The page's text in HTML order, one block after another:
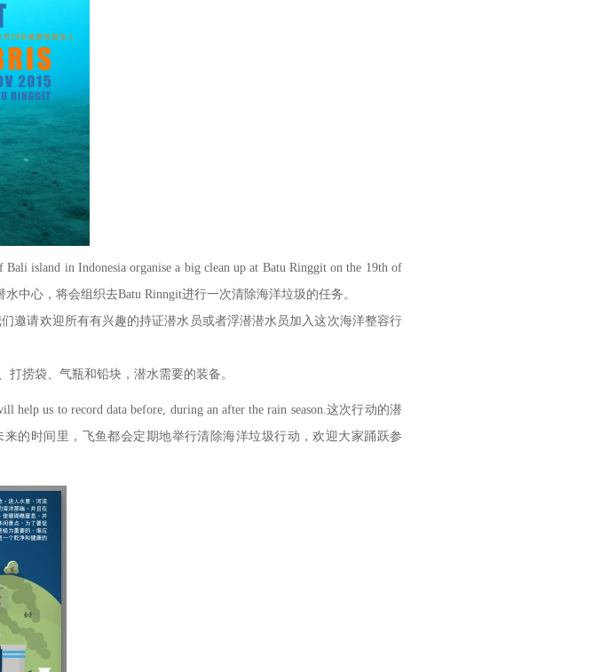
island in Indonesia organise a big clean up at Batu Ringgit on the 19th of
中心，将会组织去Batu Rinngit进行一次清除海洋垃圾的任务。
们邀请欢迎所有有兴趣的持证潜水员或者浮潜潜水员加入这次海洋整容行
打捞袋、气瓶和铅块，潜水需要的装备。
help us to record data before, during an after the rain season.这次行动的潜
的时间里，飞鱼都会定期地举行清除海洋垃圾行动，欢迎大家踊跃参